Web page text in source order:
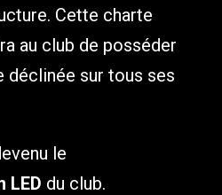
Cette charte
au club de posséder
déclinée sur tous ses
le
LED du club.